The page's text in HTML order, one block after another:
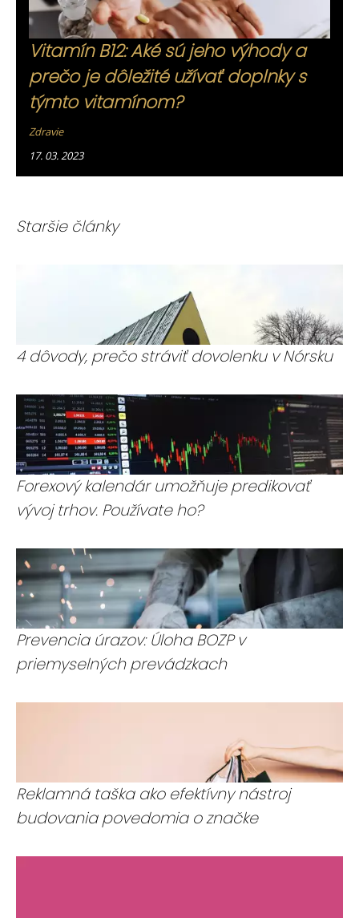
Vitamín B12: Aké sú jeho výhody a
prečo je dôležité užívať doplnky s
týmto vitamínom?
Zdravie
17. 03. 2023
Staršie články
4 dôvody, prečo stráviť dovolenku v Nórsku
Forexový kalendár umožňuje predikovať
vývoj trhov. Používate ho?
Prevencia úrazov: Úloha BOZP v
priemyselných prevádzkach
Reklamná taška ako efektívny nástroj
budovania povedomia o značke